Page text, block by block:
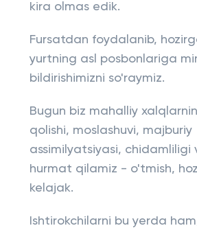
kira olmas edik.
Fursatdan foydalanib,
yurtning asl posbonlariga
bildirishimizni so'raymiz.
Bugun biz mahalliy
qolishi, moslashuvi, majburiy
assimilyatsiyasi, chidamliligi
hurmat qilamiz - o'tmish,
kelajak.
Ishtirokchilarni bu yerda